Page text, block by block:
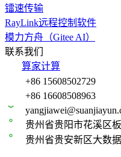
镭速传输
RayLink远程控制软件
模力方舟（Gitee AI）
联系我们
算家计算
+86 15608502729
+86 16608508963
贵州省贵阳市花溪区
贵州省贵安新区大数